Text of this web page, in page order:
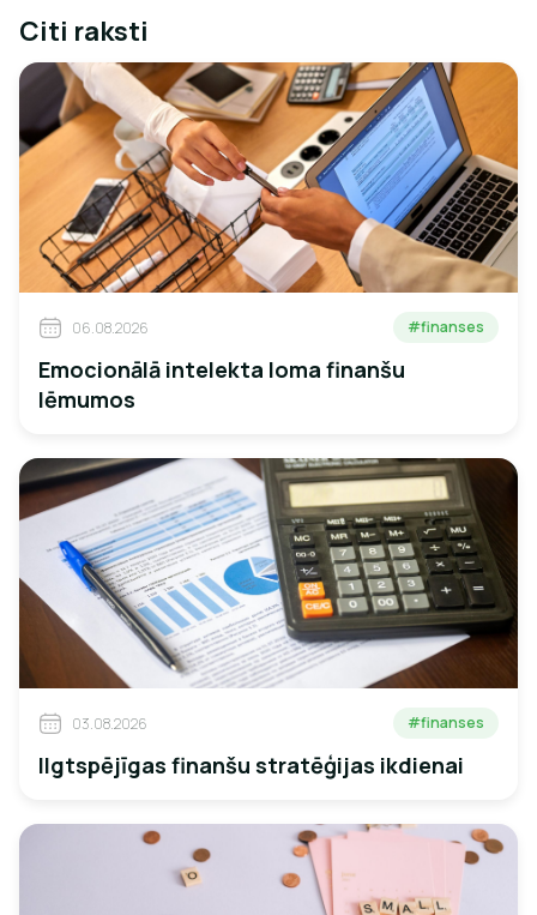
Citi raksti
06.08.2026 #finanses
Emocionālā intelekta loma finanšu
lēmumos
03.08.2026 #finanses
Ilgtspējīgas finanšu stratēģijas ikdienai